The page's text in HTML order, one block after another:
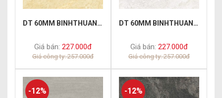
DT 60MM BINHTHUAN004
Giá bán: 227.000đ
Giá công ty: 257.000đ
DT 60MM BINHTHUAN005
Giá bán: 227.000đ
Giá công ty: 257.000đ
-12% -12%